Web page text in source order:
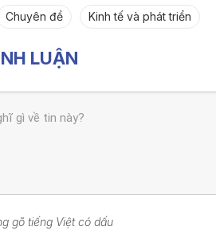
Chuyên đề Kinh tế và phát triển
LUẬN
gõ tiếng Việt có dấu